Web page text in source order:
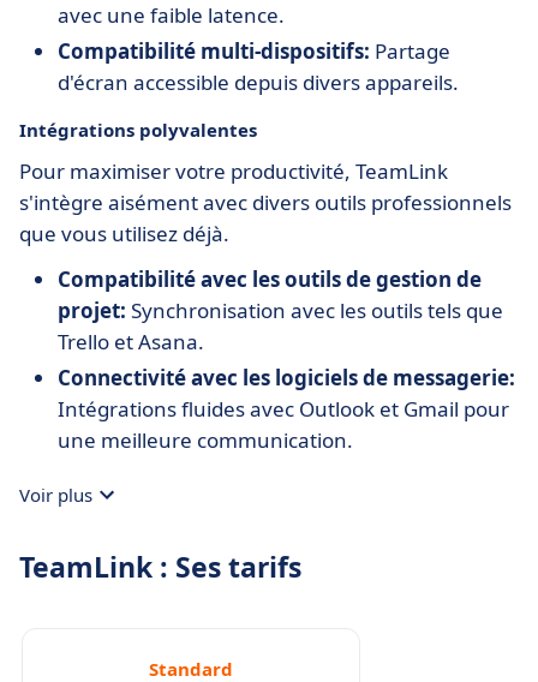
avec une faible latence.
Compatibilité multi-dispositifs: Partage
d'écran accessible depuis divers appareils.
Intégrations polyvalentes
Pour maximiser votre productivité, TeamLink
s'intègre aisément avec divers outils professionnels
que vous utilisez déjà.
Compatibilité avec les outils de gestion de
projet: Synchronisation avec les outils tels que
Trello et Asana.
Connectivité avec les logiciels de messagerie:
Intégrations fluides avec Outlook et Gmail pour
une meilleure communication.
Voir plus
TeamLink : Ses tarifs
Standard